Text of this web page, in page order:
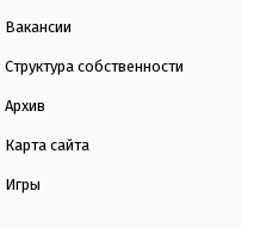
Вакансии
Структура собственности
Архив
Карта сайта
Игры